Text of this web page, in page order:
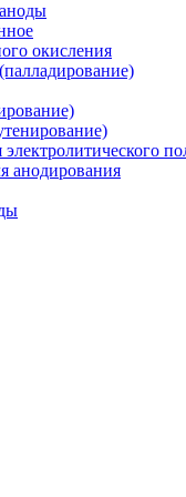
окисления
анодирования